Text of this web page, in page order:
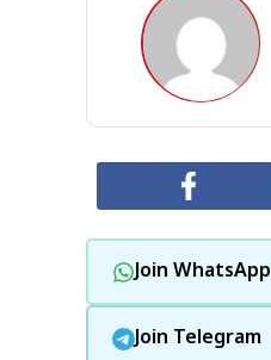
Join WhatsApp
Join Telegram